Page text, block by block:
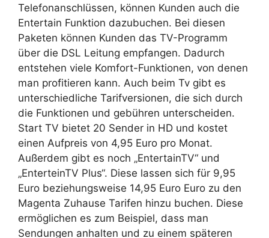
Telefonanschlüssen, können Kunden auch die
Entertain Funktion dazubuchen. Bei diesen
Paketen können Kunden das TV-Programm
über die DSL Leitung empfangen. Dadurch
entstehen viele Komfort-Funktionen, von denen
man profitieren kann. Auch beim Tv gibt es
unterschiedliche Tarifversionen, die sich durch
die Funktionen und gebühren unterscheiden.
Start TV bietet 20 Sender in HD und kostet
einen Aufpreis von 4,95 Euro pro Monat.
Außerdem gibt es noch „EntertainTV“ und
„EnterteinTV Plus“. Diese lassen sich für 9,95
Euro beziehungsweise 14,95 Euro Euro zu den
Magenta Zuhause Tarifen hinzu buchen. Diese
ermöglichen es zum Beispiel, dass man
Sendungen anhalten und zu einem späteren